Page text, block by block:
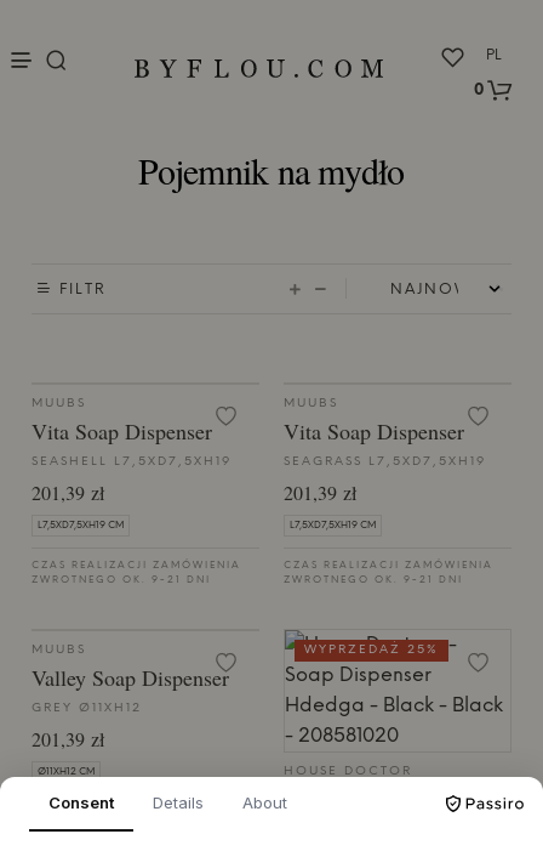
PL
0
Pojemnik na mydło
FILTR
MUUBS
Vita Soap Dispenser
SEASHELL L7,5XD7,5XH19
201,39 zł
L7,5XD7,5XH19 CM
CZAS REALIZACJI ZAMÓWIENIA
ZWROTNEGO OK. 9-21 DNI
MUUBS
Vita Soap Dispenser
SEAGRASS L7,5XD7,5XH19
201,39 zł
L7,5XD7,5XH19 CM
CZAS REALIZACJI ZAMÓWIENIA
ZWROTNEGO OK. 9-21 DNI
MUUBS
Valley Soap Dispenser
GREY Ø11XH12
201,39 zł
Ø11XH12 CM HOUSE DOCTOR
Soap Dispenser Hdedga
WYPRZEDAŻ 25%
Consent Details About